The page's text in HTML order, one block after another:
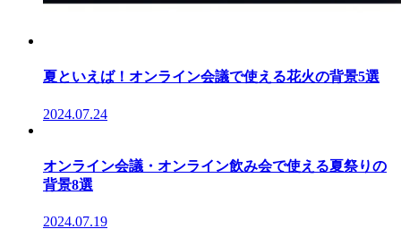
夏といえば！オンライン会議で使える花火の背景5選
2024.07.24
オンライン会議・オンライン飲み会で使える夏祭りの
背景8選
2024.07.19